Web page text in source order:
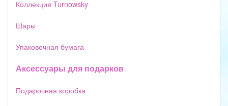
Коллекция Turnowsky
Шары
Упаковочная бумага
Аксессуары для подарков
Подарочная коробка